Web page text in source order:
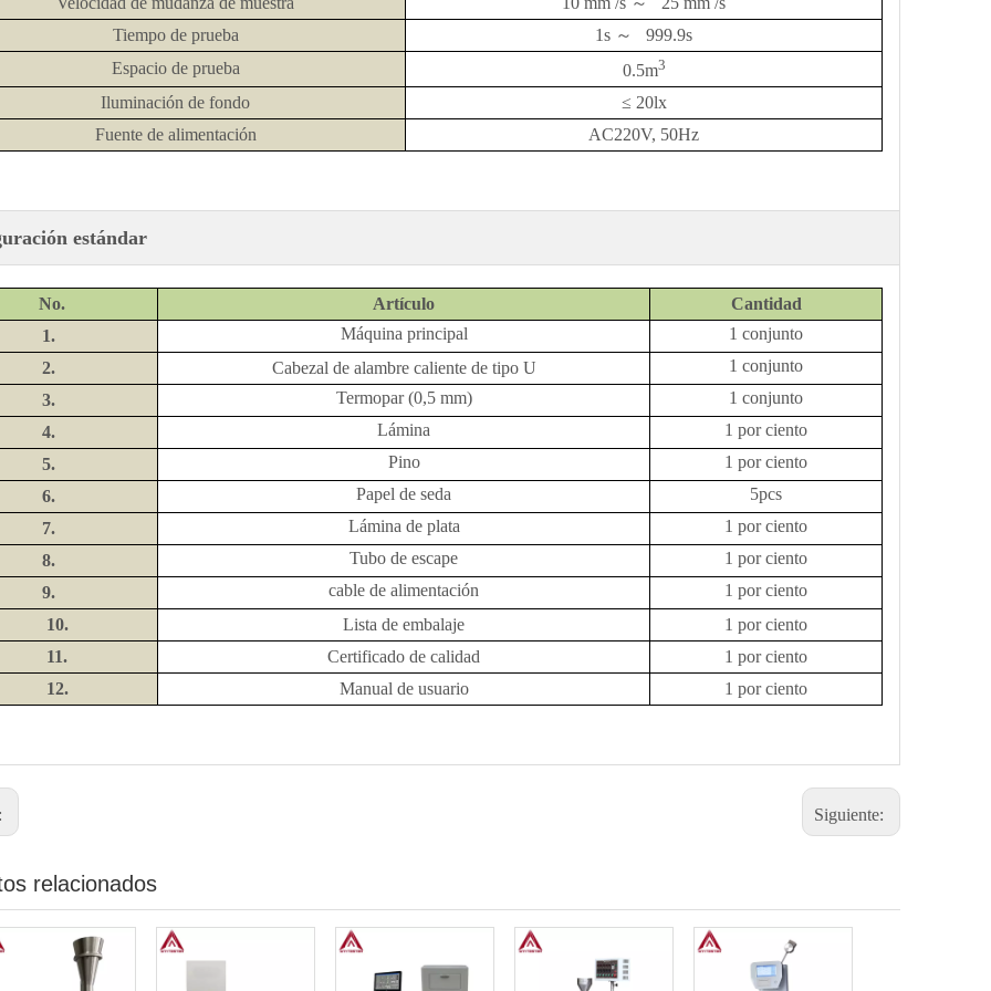
Tiempo de prueba
1s ～
999.9s
Espacio de prueba
0.5m3
Iluminación de fondo ≤ 20lx
Fuente de alimentación
AC220V, 50Hz
estándar
No. Artículo
Cantidad
1.
Máquina principal
1 conjunto
2.
Cabezal de alambre caliente de tipo U
1 conjunto
3.
Termopar (0,5 mm)
1 conjunto
4.
Lámina
1 por ciento
5.
Pino
1 por ciento
6.
Papel de seda
5pcs
7.
Lámina de plata
1 por ciento
8.
Tubo de escape
1 por ciento
9.
cable de alimentación
1 por ciento
10.
Lista de embalaje
1 por ciento
11.
Certificado de calidad
1 por ciento
12.
Manual de usuario 1 por ciento
Siguiente:
relacionados